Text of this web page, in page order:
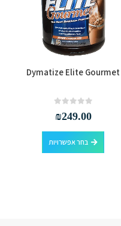
למוצר זה יש מספר סוגים. ניתן לבחור את האפשרויות בעמוד המוצר
Dymatize Elite Gourmet
₪249.00
בחר אפשרויות
למוצר זה יש מספר סוגים. ניתן לבחור את האפשרויות בעמוד המוצר